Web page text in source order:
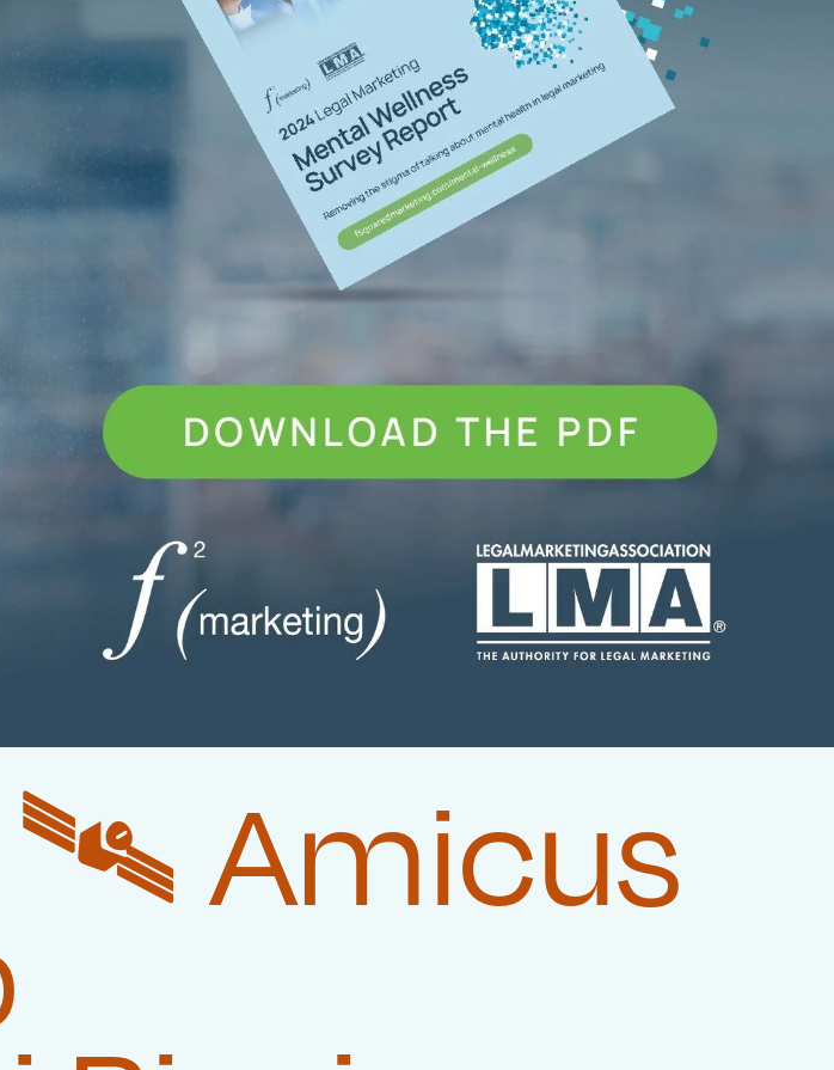
🛰️‍ Amicus